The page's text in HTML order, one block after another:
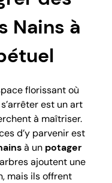
Nains à
florissant où
est un art
à maîtriser.
d’y parvenir est
à un potager
ajoutent une
mais ils offrent